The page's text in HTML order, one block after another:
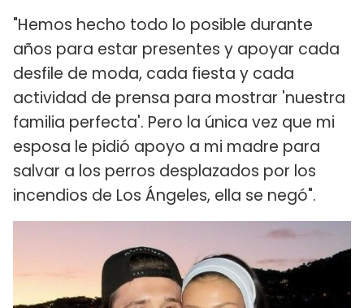
"Hemos hecho todo lo posible durante
años para estar presentes y apoyar cada
desfile de moda, cada fiesta y cada
actividad de prensa para mostrar 'nuestra
familia perfecta'. Pero la única vez que mi
esposa le pidió apoyo a mi madre para
salvar a los perros desplazados por los
incendios de Los Ángeles, ella se negó".